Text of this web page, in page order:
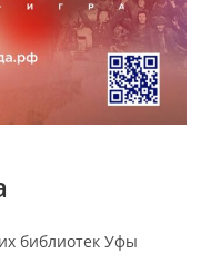
библиотек Уфы